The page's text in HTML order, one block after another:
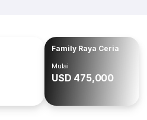
Family Raya Ceria
Mulai
USD 475,000